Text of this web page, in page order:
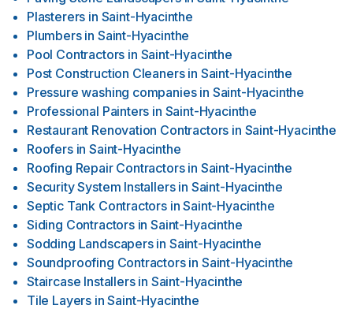
Plasterers in Saint-Hyacinthe
Plumbers in Saint-Hyacinthe
Pool Contractors in Saint-Hyacinthe
Post Construction Cleaners in Saint-Hyacinthe
Pressure washing companies in Saint-Hyacinthe
Professional Painters in Saint-Hyacinthe
Restaurant Renovation Contractors in Saint-Hyacinthe
Roofers in Saint-Hyacinthe
Roofing Repair Contractors in Saint-Hyacinthe
Security System Installers in Saint-Hyacinthe
Septic Tank Contractors in Saint-Hyacinthe
Siding Contractors in Saint-Hyacinthe
Sodding Landscapers in Saint-Hyacinthe
Soundproofing Contractors in Saint-Hyacinthe
Staircase Installers in Saint-Hyacinthe
Tile Layers in Saint-Hyacinthe